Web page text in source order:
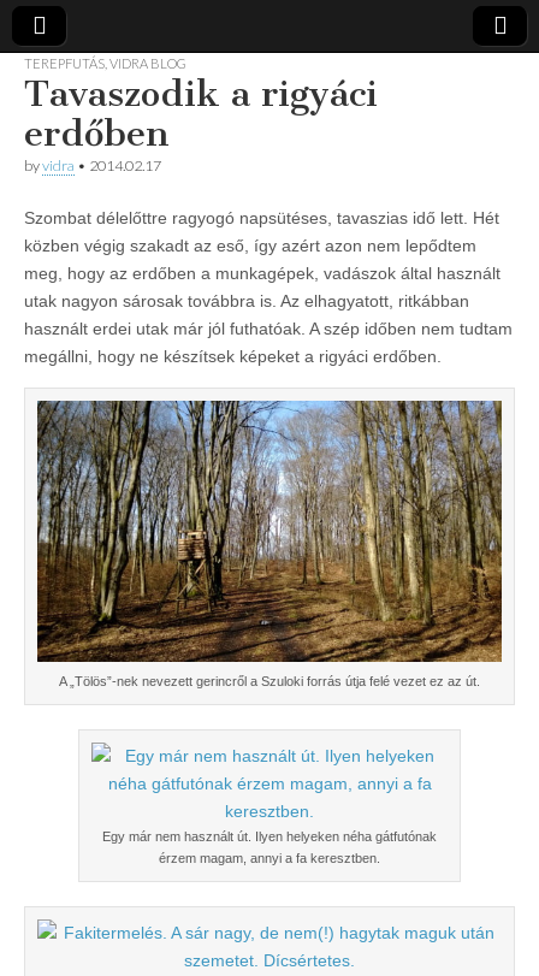
Vidra
Vízitúra
… vízitúra
szervezés,
vadvíz,
kajakoktatás,
kajak-kenu
vidraságok…
TEREPFUTÁS VIDRA BLOG
Tavaszodik a rigyáci
erdőben
byvidra • 2014.02.17
Szombat délelőttre ragyogó napsütéses, tavaszias idő lett. Hét
közben végig szakadt az eső, így azért azon nem lepődtem
meg, hogy az erdőben a munkagépek, vadászok által használt
utak nagyon sárosak továbbra is. Az elhagyatott, ritkábban
használt erdei utak már jól futhatóak. A szép időben nem tudtam
megállni, hogy ne készítsek képeket a rigyáci erdőben.
A „Tölös”-nek nevezett gerincről a Szuloki forrás útja felé vezet ez az út.
Egy már nem használt út. Ilyen helyeken néha gátfutónak
érzem magam, annyi a fa keresztben.